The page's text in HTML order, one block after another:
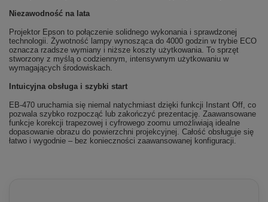
Niezawodność na lata
Projektor Epson to połączenie solidnego wykonania i sprawdzonej
technologii. Żywotność lampy wynosząca do 4000 godzin w trybie ECO
oznacza rzadsze wymiany i niższe koszty użytkowania. To sprzęt
stworzony z myślą o codziennym, intensywnym użytkowaniu w
wymagających środowiskach.
Intuicyjna obsługa i szybki start
EB-470 uruchamia się niemal natychmiast dzięki funkcji Instant Off, co
pozwala szybko rozpocząć lub zakończyć prezentację. Zaawansowane
funkcje korekcji trapezowej i cyfrowego zoomu umożliwiają idealne
dopasowanie obrazu do powierzchni projekcyjnej. Całość obsługuje się
łatwo i wygodnie – bez konieczności zaawansowanej konfiguracji.